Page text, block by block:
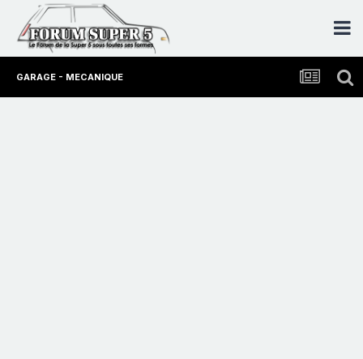
GARAGE - MECANIQUE